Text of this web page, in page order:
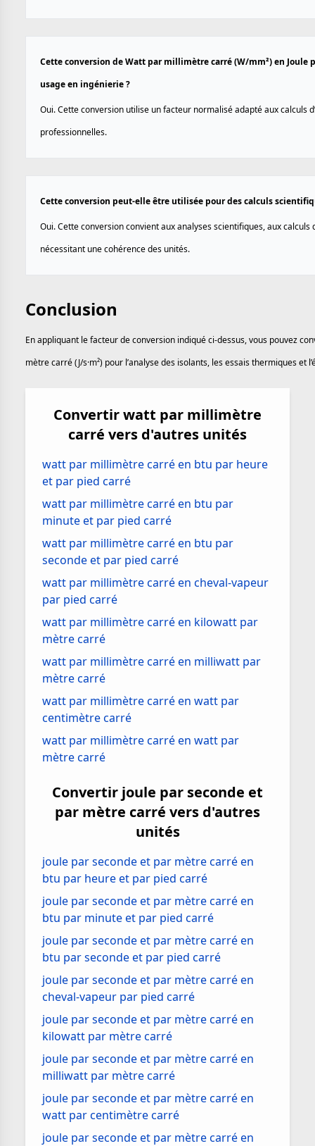
Cette conversion de Watt par millimètre carré (W/mm²) en Joule
usage en ingénierie ?
Oui. Cette conversion utilise un facteur normalisé adapté aux calculs
professionnelles.
Cette conversion peut-elle être utilisée pour des calculs
Oui. Cette conversion convient aux analyses scientifiques, aux
nécessitant une cohérence des unités.
Conclusion
En appliquant le facteur de conversion indiqué ci-dessus, vous pouvez
mètre carré (J/s·m²) pour l’analyse des isolants, les essais thermiques et
Convertir watt par millimètre
carré vers d'autres unités
watt par millimètre carré en btu par heure
et par pied carré
watt par millimètre carré en btu par
minute et par pied carré
watt par millimètre carré en btu par
seconde et par pied carré
watt par millimètre carré en cheval-vapeur
par pied carré
watt par millimètre carré en kilowatt par
mètre carré
watt par millimètre carré en milliwatt par
mètre carré
watt par millimètre carré en watt par
centimètre carré
watt par millimètre carré en watt par
mètre carré
Convertir joule par seconde et
par mètre carré vers d'autres
unités
joule par seconde et par mètre carré en
btu par heure et par pied carré
joule par seconde et par mètre carré en
btu par minute et par pied carré
joule par seconde et par mètre carré en
btu par seconde et par pied carré
joule par seconde et par mètre carré en
cheval-vapeur par pied carré
joule par seconde et par mètre carré en
kilowatt par mètre carré
joule par seconde et par mètre carré en
milliwatt par mètre carré
joule par seconde et par mètre carré en
watt par centimètre carré
joule par seconde et par mètre carré en